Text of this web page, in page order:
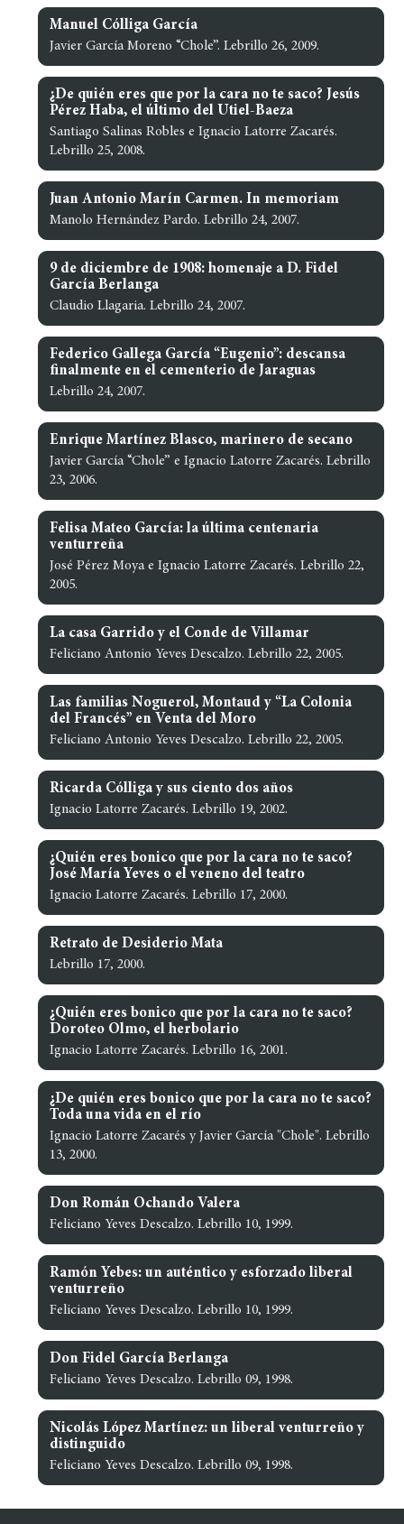
Manuel Cólliga García
Javier García Moreno “Chole”. Lebrillo 26, 2009.
¿De quién eres que por la cara no te saco? Jesús
Pérez Haba, el último del Utiel-Baeza
Santiago Salinas Robles e Ignacio Latorre Zacarés.
Lebrillo 25, 2008.
Juan Antonio Marín Carmen. In memoriam
Manolo Hernández Pardo. Lebrillo 24, 2007.
9 de diciembre de 1908: homenaje a D. Fidel
García Berlanga
Claudio Llagaria. Lebrillo 24, 2007.
Federico Gallega García “Eugenio”: descansa
finalmente en el cementerio de Jaraguas
Lebrillo 24, 2007.
Enrique Martínez Blasco, marinero de secano
Javier García “Chole” e Ignacio Latorre Zacarés. Lebrillo
23, 2006.
Felisa Mateo García: la última centenaria
venturreña
José Pérez Moya e Ignacio Latorre Zacarés. Lebrillo 22,
2005.
La casa Garrido y el Conde de Villamar
Feliciano Antonio Yeves Descalzo. Lebrillo 22, 2005.
Las familias Noguerol, Montaud y “La Colonia
del Francés” en Venta del Moro
Feliciano Antonio Yeves Descalzo. Lebrillo 22, 2005.
Ricarda Cólliga y sus ciento dos años
Ignacio Latorre Zacarés. Lebrillo 19, 2002.
¿Quién eres bonico que por la cara no te saco?
José María Yeves o el veneno del teatro
Ignacio Latorre Zacarés. Lebrillo 17, 2000.
Retrato de Desiderio Mata
Lebrillo 17, 2000.
¿Quién eres bonico que por la cara no te saco?
Doroteo Olmo, el herbolario
Ignacio Latorre Zacarés. Lebrillo 16, 2001.
¿De quién eres bonico que por la cara no te saco?
Toda una vida en el río
Ignacio Latorre Zacarés y Javier García "Chole". Lebrillo
13, 2000.
Don Román Ochando Valera
Feliciano Yeves Descalzo. Lebrillo 10, 1999.
Ramón Yebes: un auténtico y esforzado liberal
venturreño
Feliciano Yeves Descalzo. Lebrillo 10, 1999.
Don Fidel García Berlanga
Feliciano Yeves Descalzo. Lebrillo 09, 1998.
Nicolás López Martínez: un liberal venturreño y
distinguido
Feliciano Yeves Descalzo. Lebrillo 09, 1998.